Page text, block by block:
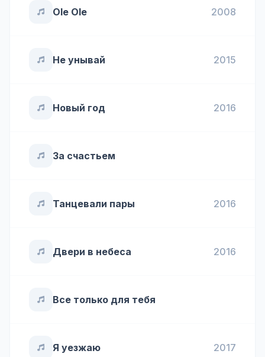
Ole Ole 2008
Не унывай 2015
Новый год 2016
За счастьем
Танцевали пары 2016
Двери в небеса 2016
Все только для тебя
Я уезжаю 2017